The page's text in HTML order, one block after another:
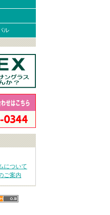
ル
について
ご案内